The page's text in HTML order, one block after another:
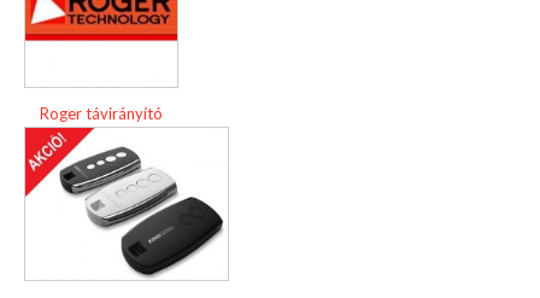
Roger távirányító